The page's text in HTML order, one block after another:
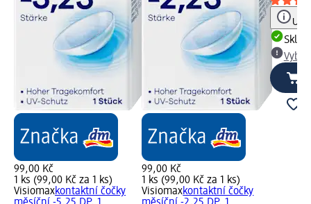
99,00 Kč
1 ks (99,00 Kč za 1 ks)
Visiomaxkontaktní čočky
99,00 Kč
1 ks (99,00 Kč za 1 ks)
Visiomaxkontaktní čočky